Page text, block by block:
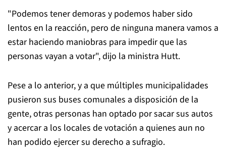
"Podemos tener demoras y podemos haber sido
lentos en la reacción, pero de ninguna manera vamos a
estar haciendo maniobras para impedir que las
personas vayan a votar", dijo la ministra Hutt.
Pese a lo anterior, y a que múltiples municipalidades
pusieron sus buses comunales a disposición de la
gente, otras personas han optado por sacar sus autos
y acercar a los locales de votación a quienes aun no
han podido ejercer su derecho a sufragio.